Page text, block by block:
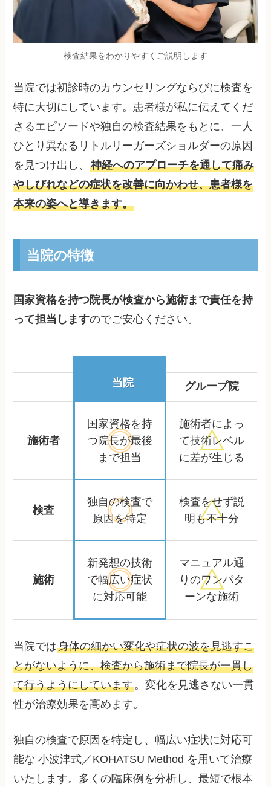
検査結果をわかりやすくご説明します
当院では初診時のカウンセリングならびに検査を
特に大切にしています。患者様が私に伝えてくだ
さるエピソードや独自の検査結果をもとに、一人
ひとり異なるリトルリーガーズショルダーの原因
を見つけ出し、神経へのアプローチを通して痛み
やしびれなどの症状を改善に向かわせ、患者様を
本来の姿へと導きます。
当院の特徴
国家資格を持つ院長が検査から施術まで責任を持
って担当しますのでご安心ください。
当院 グループ院
施術者
国家資格を持
つ院長が最後
まで担当
施術者によっ
て技術レベル
に差が生じる
検査
独自の検査で
原因を特定
検査をせず説
明も不十分
施術
新発想の技術
で幅広い症状
に対応可能
マニュアル通
りのワンパタ
ーンな施術
当院では身体の細かい変化や症状の波を見逃すこ
とがないように、検査から施術まで院長が一貫し
て行うようにしています。変化を見逃さない一貫
性が治療効果を高めます。
独自の検査で原因を特定し、幅広い症状に対応可
能な 小波津式／KOHATSU Method を用いて治療
いたします。多くの臨床例を分析し、最短で根本